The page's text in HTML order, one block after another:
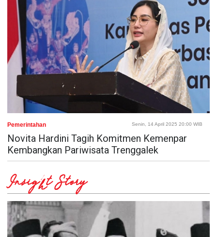
Pemerintahan Senin, 14 April 2025 20:00 WIB
Novita Hardini Tagih Komitmen Kemenpar
Kembangkan Pariwisata Trenggalek
Insight Story